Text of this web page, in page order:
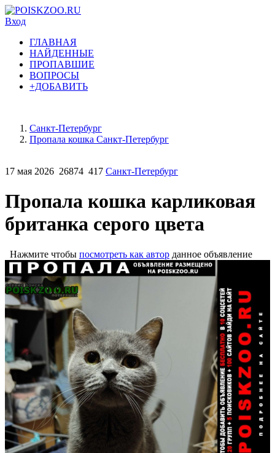
Вход
ГЛАВНАЯ
НАЙДЕННЫЕ
ПРОПАВШИЕ
ВОПРОСЫ
+ДОБАВИТЬ
Санкт-Петербург
Пропала кошка Санкт-Петербург
17 мая 2026 26874 417 Санкт-Петербург
Пропала кошка карликовая
британка серого цвета
Нажмите чтобы посмотреть как автор данное объявление